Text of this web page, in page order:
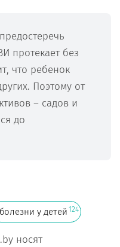
протекает без
что ребенок
Поэтому от
– садов и
до
болезни у детей 124
носят